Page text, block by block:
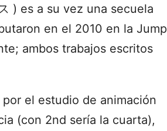
) es a su vez una secuela
en el 2010 en la Jump
ambos trabajos escritos
el estudio de animación
(con 2nd sería la cuarta),